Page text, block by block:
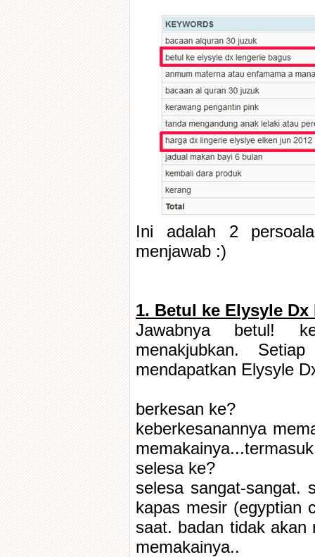
Ini adalah 2
menjawab :)
1. Betul ke Elysyle
Jawabnya betul!
menakjubkan.
mendapatkan Elysyle
berkesan ke?
keberkesanannya
selesa ke?
selesa sangat-sangat.
kapas mesir (egyptian
saat. badan tidak akan
memakainya..